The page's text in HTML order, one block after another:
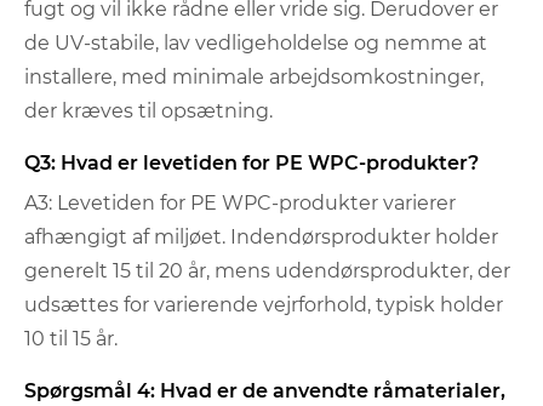
fugt og vil ikke rådne eller vride sig. Derudover er
de UV-stabile, lav vedligeholdelse og nemme at
installere, med minimale arbejdsomkostninger,
der kræves til opsætning.
Q3: Hvad er levetiden for PE WPC-produkter?
A3: Levetiden for PE WPC-produkter varierer
afhængigt af miljøet. Indendørsprodukter holder
generelt 15 til 20 år, mens udendørsprodukter, der
udsættes for varierende vejrforhold, typisk holder
10 til 15 år.
Spørgsmål 4: Hvad er de anvendte råmaterialer,